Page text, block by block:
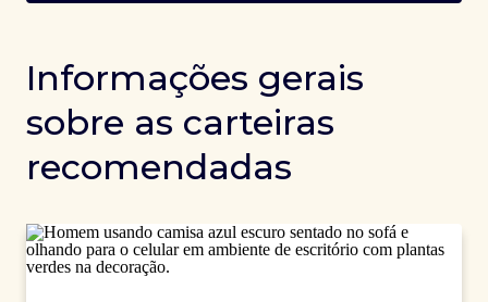
Informações gerais
sobre as carteiras
recomendadas